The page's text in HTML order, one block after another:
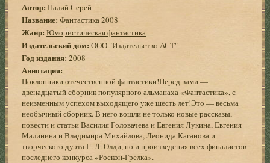
Автор: Палий Серей
Название: Фантастика 2008
Жанр: Юмористическая фантастика
Издательский дом: ООО "Издательство АСТ"
Год издания: 2008
Аннотация:
Поклонники отечественной фантастики!Перед вами —
двенадцатый сборник популярного альманаха «Фантастика», с
неизменным успехом выходящего уже шесть лет!Это — весьма
необычный сборник. В него вошли не только новые рассказы,
повести и статьи Василия Головачева и Евгения Лукина, Евгения
Малинина и Владимира Михайлова, Леонида Каганова и
творческого дуэта Г. Л. Олди, но и произведения всех финалистов
последнего конкурса «Роскон-Грелка».